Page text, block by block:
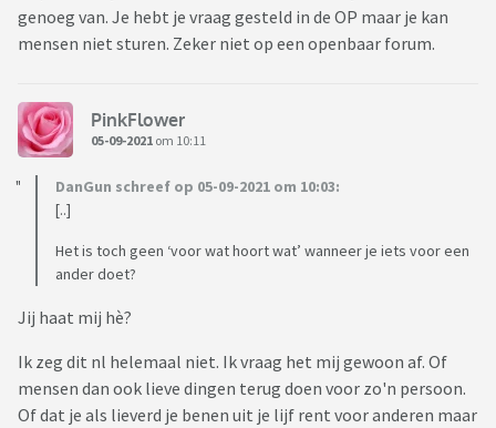
genoeg van. Je hebt je vraag gesteld in de OP maar je kan
mensen niet sturen. Zeker niet op een openbaar forum.
PinkFlower
05-09-2021 om 10:11
DanGun schreef op 05-09-2021 om 10:03:
[..]
Het is toch geen ‘voor wat hoort wat’ wanneer je iets voor een
ander doet?
Jij haat mij hè?
Ik zeg dit nl helemaal niet. Ik vraag het mij gewoon af. Of
mensen dan ook lieve dingen terug doen voor zo'n persoon.
Of dat je als lieverd je benen uit je lijf rent voor anderen maar